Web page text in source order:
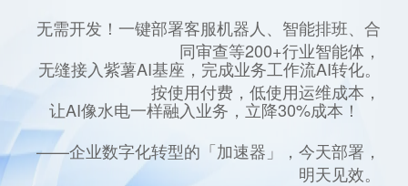
无需开发！一键部署客服机器人、智能排班、合
同审查等200+行业智能体，
无缝接入紫薯AI基座，完成业务工作流AI转化。
按使用付费，低使用运维成本，
让AI像水电一样融入业务，立降30%成本！
——企业数字化转型的「加速器」，今天部署，
明天见效。